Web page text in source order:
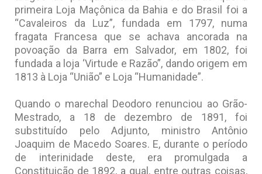
primeira Loja Maçônica da Bahia e do Brasil foi a
“Cavaleiros da Luz”, fundada em 1797, numa
fragata Francesa que se achava ancorada na
povoação da Barra em Salvador, em 1802, foi
fundada a loja ‘Virtude e Razão”, dando origem em
1813 à Loja “União” e Loja “Humanidade”.
Quando o marechal Deodoro renunciou ao Grão-
Mestrado, a 18 de dezembro de 1891, foi
substituído pelo Adjunto, ministro Antônio
Joaquim de Macedo Soares. E, durante o período
de interinidade deste, era promulgada a
Constituição de 1892, a qual, entre outras coisas,